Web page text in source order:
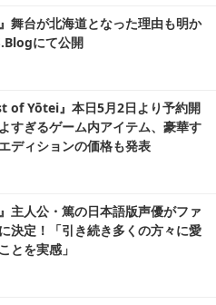
舞台が北海道となった理由も明か
にて公開
of Yōtei』本日5月2日より予約開
すぎるゲーム内アイテム、豪華す
ディションの価格も発表
主人公・篤の日本語版声優がファ
決定！「引き続き多くの方々に愛
とを実感」